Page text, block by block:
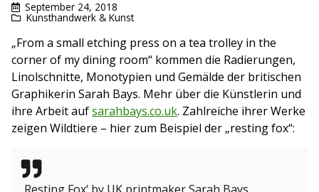
September 24, 2018
Kunsthandwerk & Kunst
„From a small etching press on a tea trolley in the
corner of my dining room“ kommen die Radierungen,
Linolschnitte, Monotypien und Gemälde der britischen
Graphikerin Sarah Bays. Mehr über die Künstlerin und
ihre Arbeit aufsarahbays.co.uk. Zahlreiche ihrer Werke
zeigen Wildtiere – hier zum Beispiel der „resting fox“: